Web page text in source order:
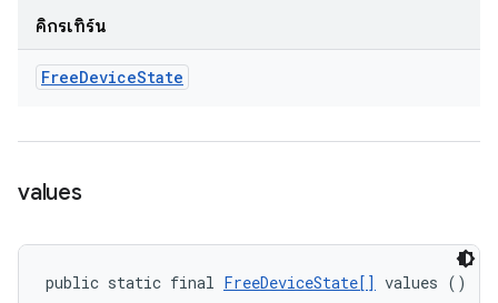
คิกรีเทิร์น
FreeDeviceState
values
public static final FreeDeviceState[] values ()